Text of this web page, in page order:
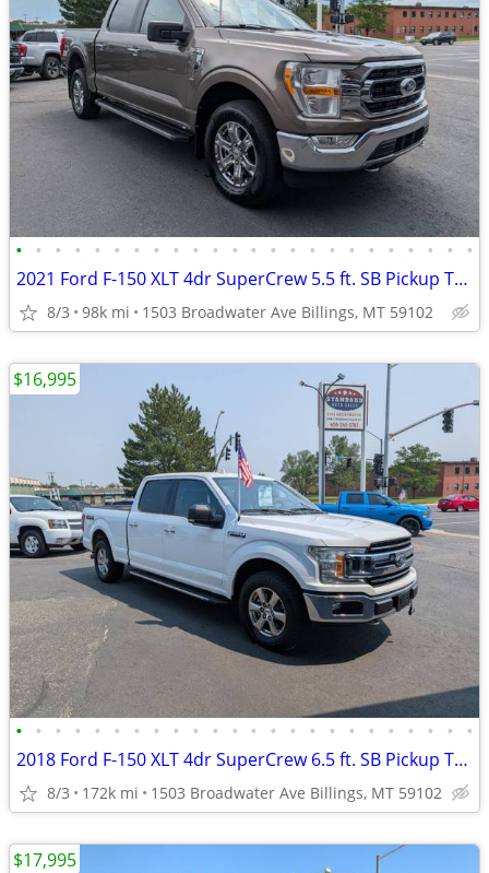
• • • • • • • • • • • • • • • • • • • • • • • •
2021 Ford F-150 XLT 4dr SuperCrew 5.5 ft. SB Pickup Truck 4x4 4WD F15
8/3 98k mi 1503 Broadwater Ave Billings, MT 59102
• • • • • • • • • • • • • • • • • • • • • • • •
2018 Ford F-150 XLT 4dr SuperCrew 6.5 ft. SB Pickup Truck 4x4 4WD F15
8/3 172k mi 1503 Broadwater Ave Billings, MT 59102
$16,995
$17,995